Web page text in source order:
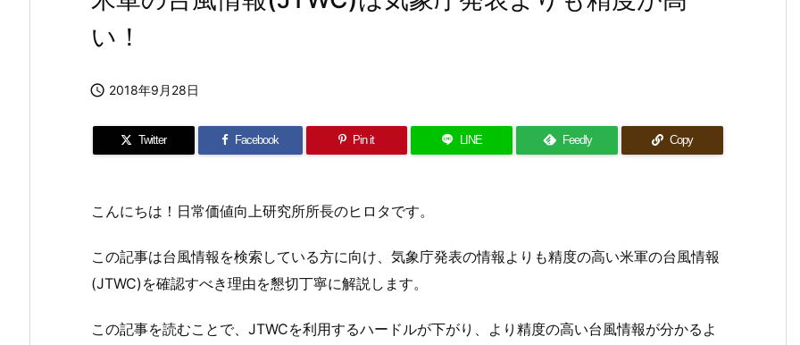
い！
 2018年9月28日
Twitter Facebook Pin it LINE Feedly Copy
こんにちは！日常価値向上研究所所長のヒロタです。
この記事は台風情報を検索している方に向け、気象庁発表の情報よりも精度の高い米軍の台風情報
(JTWC)を確認すべき理由を懇切丁寧に解説します。
この記事を読むことで、JTWCを利用するハードルが下がり、より精度の高い台風情報が分かるよ